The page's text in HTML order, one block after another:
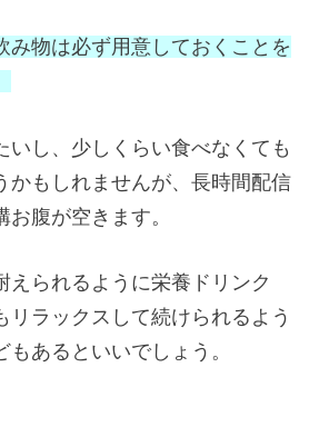
み物は必ず用意しておくことを
いし、少しくらい食べなくても
かもしれませんが、長時間配信
腹が空きます。
えられるように栄養ドリンク
リラックスして続けられるよう
あるといいでしょう。